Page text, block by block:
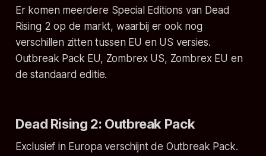
Er komen meerdere Special Editions van Dead
Rising 2 op de markt, waarbij er ook nog
verschillen zitten tussen EU en US versies.
Outbreak Pack EU, Zombrex US, Zombrex EU en
de standaard editie.
Dead Rising 2: Outbreak Pack
Exclusief in Europa verschijnt de Outbreak Pack.